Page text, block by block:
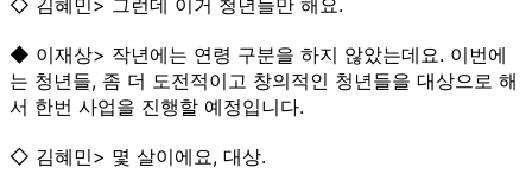
◆ 이재상> 작년에는 연령 구분을 하지 않았는데요. 이번에
는 청년들, 좀 더 도전적이고 창의적인 청년들을 대상으로 해
서 한번 사업을 진행할 예정입니다.
◇ 김혜민> 몇 살이에요, 대상.